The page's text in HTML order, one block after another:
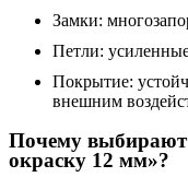
Замки:
Петли:
Покрытие:
внешним
Почему выбирают
окраску 12 мм»?